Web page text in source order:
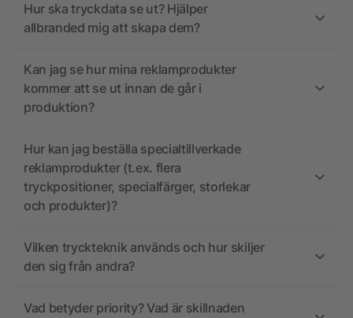
Hur ska tryckdata se ut? Hjälper
allbranded mig att skapa dem?
Kan jag se hur mina reklamprodukter
kommer att se ut innan de går i
produktion?
Hur kan jag beställa specialtillverkade
reklamprodukter (t.ex. flera
tryckpositioner, specialfärger, storlekar
och produkter)?
Vilken tryckteknik används och hur skiljer
den sig från andra?
Vad betyder priority? Vad är skillnaden